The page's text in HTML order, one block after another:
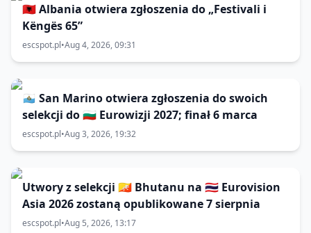
🇦🇱 Albania otwiera zgłoszenia do „Festivali i
Këngës 65”
escspot.pl•Aug 4, 2026, 09:31
🇸🇲 San Marino otwiera zgłoszenia do swoich
selekcji do 🇧🇬 Eurowizji 2027; finał 6 marca
escspot.pl•Aug 3, 2026, 19:32
Utwory z selekcji 🇧🇹 Bhutanu na 🇹🇭 Eurovision
Asia 2026 zostaną opublikowane 7 sierpnia
escspot.pl•Aug 5, 2026, 13:17